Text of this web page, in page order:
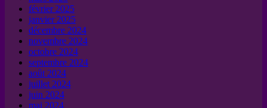
février 2025
janvier 2025
décembre 2024
novembre 2024
octobre 2024
septembre 2024
août 2024
juillet 2024
juin 2024
mai 2024